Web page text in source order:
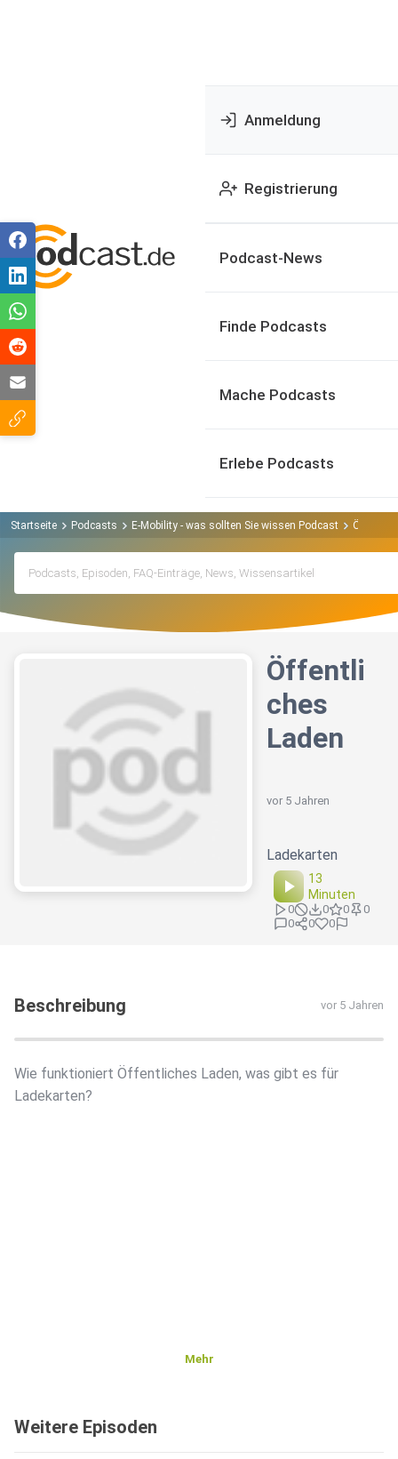
Anmeldung
Registrierung
Podcast-News
Finde Podcasts
Mache Podcasts
Erlebe Podcasts
Startseite Podcasts E-Mobility - was sollten Sie wissen Podcast
Öffentli
ches
Laden
vor 5 Jahren
Ladekarten
13
Minuten
0 0 0
0
0
0 0
Beschreibung vor 5 Jahren
Wie funktioniert Öffentliches Laden, was gibt es für
Ladekarten?
Mehr
Weitere Episoden